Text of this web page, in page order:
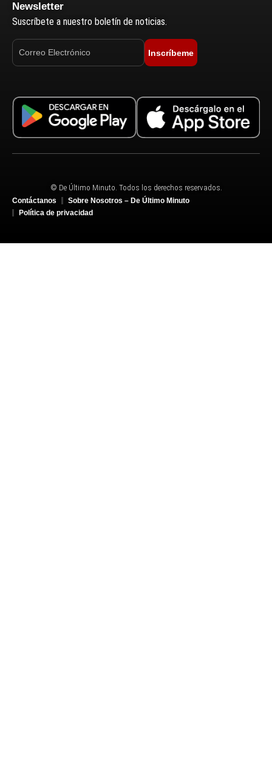
Newsletter
Suscríbete a nuestro boletín de noticias.
Inscríbeme
© De Último Minuto. Todos los derechos reservados.
Contáctanos
Sobre Nosotros – De Último Minuto
Política de privacidad